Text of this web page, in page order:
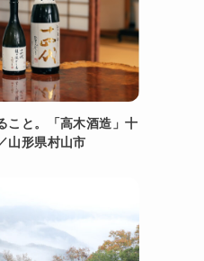
こと。「高木酒造」十
山形県村山市